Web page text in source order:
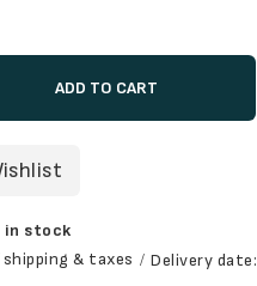
ADD TO CART
in stock
& taxes
Delivery date: